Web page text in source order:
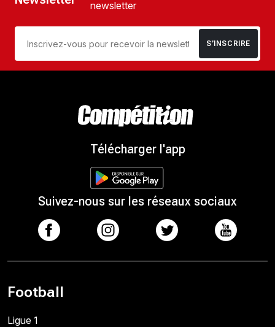
newsletter
S’INSCRIRE
Télécharger l'app
Suivez-nous sur les réseaux sociaux
Football
Ligue 1